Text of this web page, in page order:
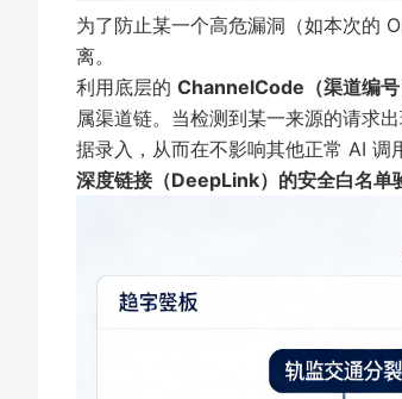
为了防止某一个高危漏洞（如本次的
离。
利用底层的 ChannelCode（渠道编号
属渠道链。当检测到某一来源的请求
据录入，从而在不影响其他正常 AI 调
深度链接（DeepLink）的安全白名单